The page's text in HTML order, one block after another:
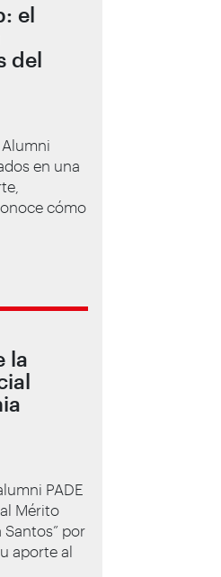
el
del
en una
cómo
la
PADE
Mérito
por
aporte al